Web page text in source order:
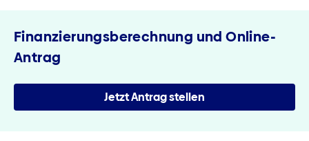
Finanzierungsberechnung und Online-
Antrag
Jetzt Antrag stellen